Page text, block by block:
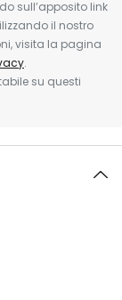
sull’apposito link
il nostro
visita la pagina
.
su questi